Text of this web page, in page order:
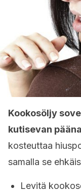
Kookosöljy
kutisevan
kosteuttaa
samalla se
Levitä